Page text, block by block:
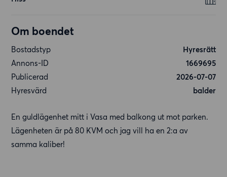
Om boendet
Bostadstyp
Hyresrätt
Annons-ID
1669695
Publicerad
2026-07-07
Hyresvärd
balder
En guldlägenhet mitt i Vasa med balkong ut mot parken.
Lägenheten är på 80 KVM och jag vill ha en 2:a av
samma kaliber!